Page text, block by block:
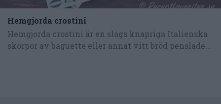
Hemgjorda crostini
Hemgjorda crostini är en slags knapriga Italienska
skorpor av baguette eller annat vitt bröd penslade...